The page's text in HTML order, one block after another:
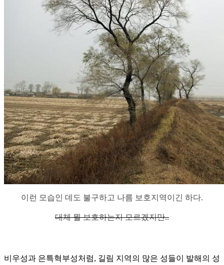
이런 모습인 데도 불구하고 나름 보호지역이긴 하다.
대체 뭘 보호하는지 모르겠지만..
비우성과 은특혁부성처럼, 길림 지역의 많은 성들이 발해의 성